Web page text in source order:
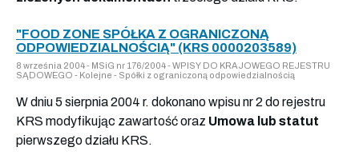
"FOOD ZONE SPÓŁKA Z OGRANICZONĄ
ODPOWIEDZIALNOŚCIĄ" (KRS 0000203589)
8 września 2004 - MSiG nr 176/2004 - WPISY DO KRAJOWEGO REJESTRU
SĄDOWEGO - Kolejne - Spółki z ograniczoną odpowiedzialnością
W dniu 5 sierpnia 2004 r. dokonano wpisu nr 2 do rejestru
KRS modyfikując zawartość oraz Umowa lub statut
pierwszego działu KRS.